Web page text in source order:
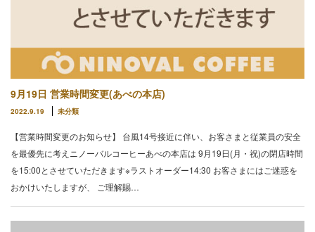
9月19日 営業時間変更(あべの本店)
2022.9.19 未分類
【営業時間変更のお知らせ】 台風14号接近に伴い、お客さまと従業員の安全
を最優先に考えニノーバルコーヒーあべの本店は 9月19日(月・祝)の閉店時間
を15:00とさせていただきます※ラストオーダー14:30 お客さまにはご迷惑を
おかけいたしますが、 ご理解賜…